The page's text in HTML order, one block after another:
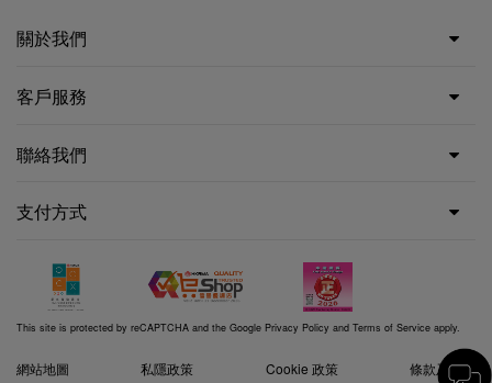
關於我們
客戶服務
聯絡我們
支付方式
This site is protected by reCAPTCHA and the Google Privacy Policy and Terms of Service apply.
網站地圖 私隱政策 Cookie 政策 條款及細則